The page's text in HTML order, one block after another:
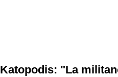
Katopodis: "La